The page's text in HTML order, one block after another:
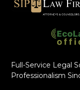
Full-Service Legal
Professionalism